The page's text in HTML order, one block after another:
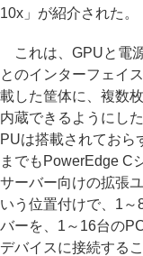
10x」が紹介された。
これは、GPUと電
とのインターフェイ
載した筐体に、複数
内蔵できるようにし
PUは搭載されておら
までもPowerEdge C
サーバー向けの拡張
いう位置付けで、1～
バーを、1～16台の
デバイスに接続する